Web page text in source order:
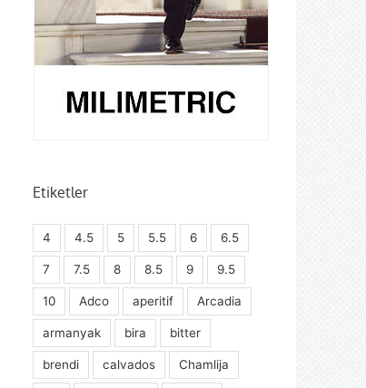
Etiketler
4 4.5 5 5.5 6 6.5
7 7.5 8 8.5 9 9.5
10 Adco aperitif Arcadia
armanyak bira bitter
brendi calvados Chamlija